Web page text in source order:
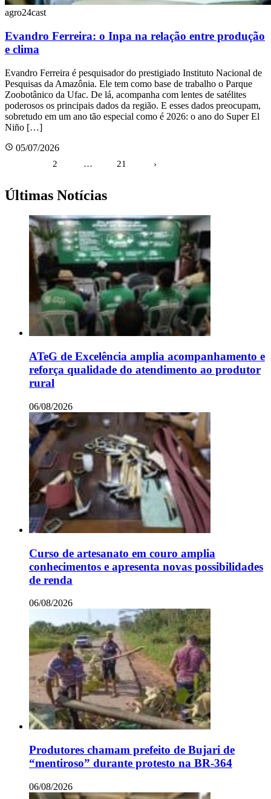
agro24cast
Evandro Ferreira: o Inpa na relação entre produção
e clima
Evandro Ferreira é pesquisador do prestigiado Instituto Nacional de
Pesquisas da Amazônia. Ele tem como base de trabalho o Parque
Zoobotânico da Ufac. De lá, acompanha com lentes de satélites
poderosos os principais dados da região. E esses dados preocupam,
sobretudo em um ano tão especial como é 2026: o ano do Super El
Niño […]
05/07/2026
Paginação
posts
2 … 21 ›
Últimas Notícias
ATeG de Excelência amplia acompanhamento e
reforça qualidade do atendimento ao produtor
rural
06/08/2026
Curso de artesanato em couro amplia
conhecimentos e apresenta novas possibilidades
de renda
06/08/2026
Produtores chamam prefeito de Bujari de
“mentiroso” durante protesto na BR-364
06/08/2026